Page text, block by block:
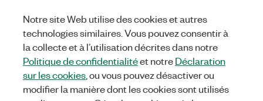
TwitterYouTube
©NATIONAL INSTRUMENTS CORP. TOUS DROITS RÉSERVÉS.
Notre site Web utilise des cookies et autres
technologies similaires. Vous pouvez consentir à
la collecte et à l’utilisation décrites dans notre
Politique de confidentialitéet notreDéclaration
sur les cookies, ou vous pouvez désactiver ou
modifier la manière dont les cookies sont utilisés